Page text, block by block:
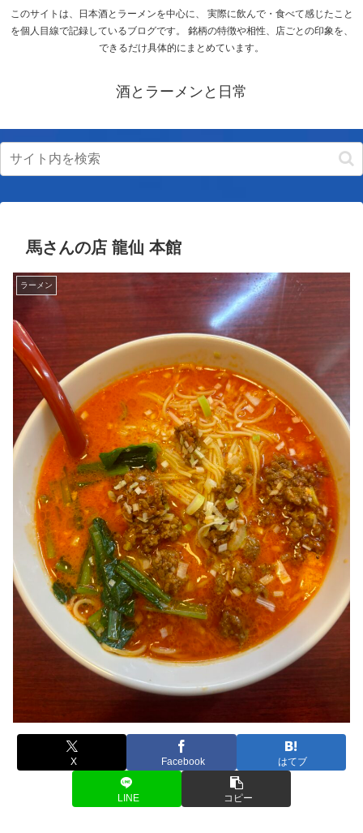
このサイトは、日本酒とラーメンを中心に、 実際に飲んで・食べて感じたこと
を個人目線で記録しているブログです。 銘柄の特徴や相性、店ごとの印象を、
できるだけ具体的にまとめています。
酒とラーメンと日常
馬さんの店 龍仙 本館
ラーメン
X Facebook はてブ
LINE コピー